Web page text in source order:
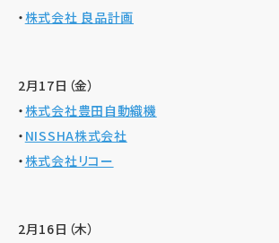
・株式会社 良品計画
2月17日（金）
・株式会社豊田自動織機
・ NISSHA株式会社
・株式会社リコー
2月16日（木）